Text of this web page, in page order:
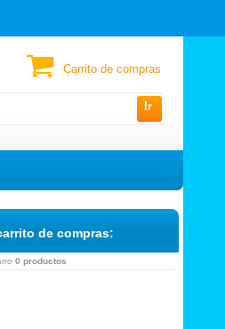
Ir
Carrito de compras
de compras:
0 productos